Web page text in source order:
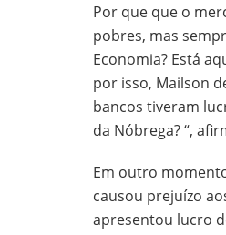
Por que que o
pobres, mas
Economia? Está
por isso, Mailson
bancos tiveram
da Nóbrega? “,
Em outro
causou prejuízo
apresentou lucro